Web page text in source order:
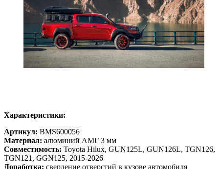
Характеристики:
Артикул: BMS600056
Материал: алюминий АМГ 3 мм
Совместимость: Toyota Hilux, GUN125L, GUN126L, TGN126,
TGN121, GGN125, 2015-2026
Доработка: сверление отверстий в кузове автомобиля